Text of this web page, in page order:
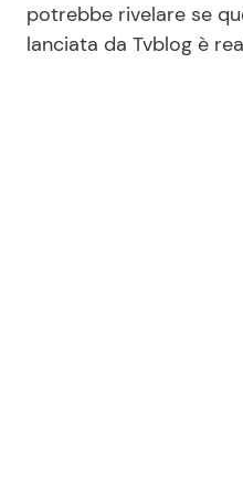
potrebbe rivelare se
lanciata da Tvblog è